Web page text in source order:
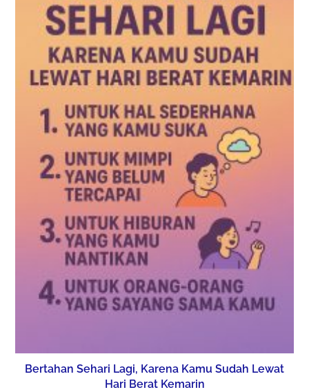
Bertahan Sehari Lagi, Karena Kamu Sudah Lewat
Hari Berat Kemarin